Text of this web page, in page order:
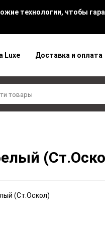
технологии, чтобы
Luxe Доставка и оплата